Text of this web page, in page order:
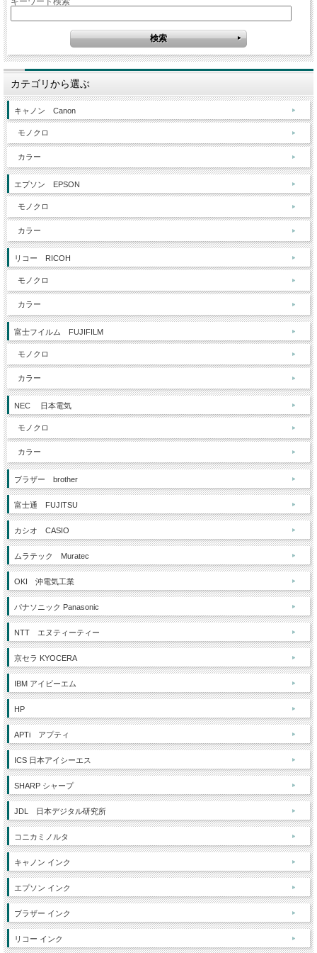
カテゴリから選ぶ
キャノン Canon
モノクロ
カラー
エプソン EPSON
モノクロ
カラー
リコー RICOH
モノクロ
カラー
富士フイルム FUJIFILM
モノクロ
カラー
NEC 日本電気
モノクロ
カラー
ブラザー brother
富士通 FUJITSU
カシオ CASIO
ムラテック Muratec
OKI 沖電気工業
パナソニック Panasonic
NTT エヌティーティー
京セラ KYOCERA
IBM アイビーエム
HP
APTi アプティ
ICS 日本アイシーエス
SHARP シャープ
JDL 日本デジタル研究所
コニカミノルタ
キャノン インク
エプソン インク
ブラザー インク
リコー インク